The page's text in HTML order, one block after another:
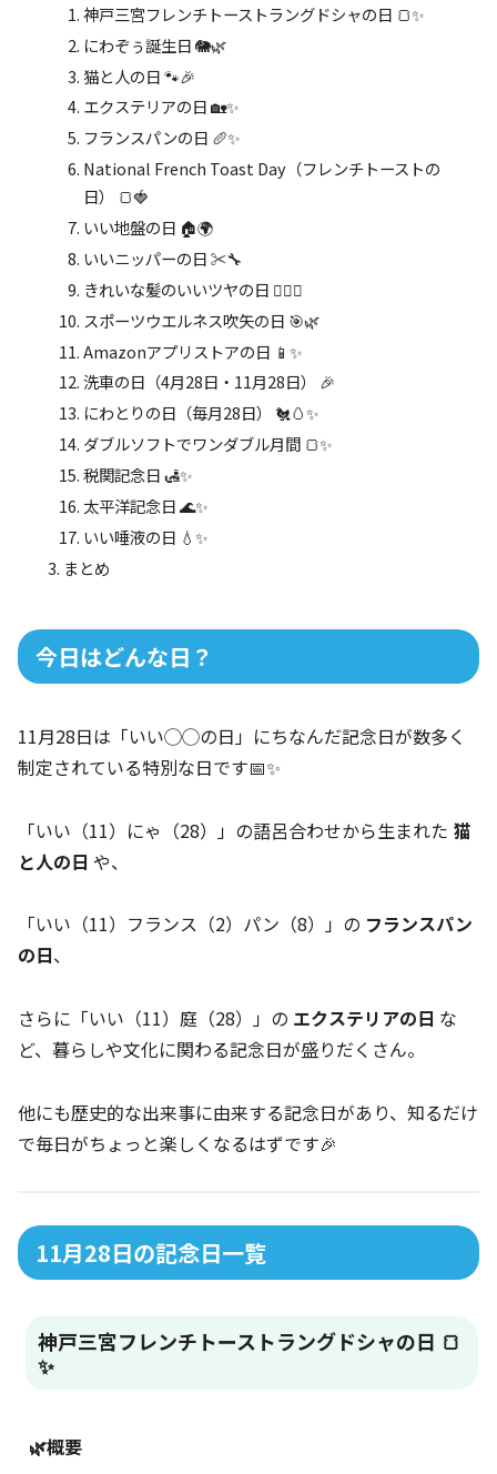
神戸三宮フレンチトーストラングドシャの日 🍞✨
にわぞぅ誕生日 🐘🌿
猫と人の日 🐾🎉
エクステリアの日 🏡✨
フランスパンの日 🥖✨
National French Toast Day（フレンチトーストの
日） 🍞🍓
いい地盤の日 🏠🌍
いいニッパーの日 ✂️🔧
きれいな髪のいいツヤの日 💇‍♀️✨
スポーツウエルネス吹矢の日 🎯🌿
Amazonアプリストアの日 📱✨
洗車の日（4月28日・11月28日） 🎉
にわとりの日（毎月28日） 🐔🥚✨
ダブルソフトでワンダブル月間 🍞✨
税関記念日 🛃✨
太平洋記念日 🌊✨
いい唾液の日 💧✨
まとめ
今日はどんな日？
11月28日は「いい◯◯の日」にちなんだ記念日が数多く
制定されている特別な日です📅✨
「いい（11）にゃ（28）」の語呂合わせから生まれた 猫
と人の日 や、
「いい（11）フランス（2）パン（8）」の フランスパン
の日、
さらに「いい（11）庭（28）」の エクステリアの日 な
ど、暮らしや文化に関わる記念日が盛りだくさん。
他にも歴史的な出来事に由来する記念日があり、知るだけ
で毎日がちょっと楽しくなるはずです🎉
11月28日の記念日一覧
神戸三宮フレンチトーストラングドシャの日 🍞
✨
🌿概要